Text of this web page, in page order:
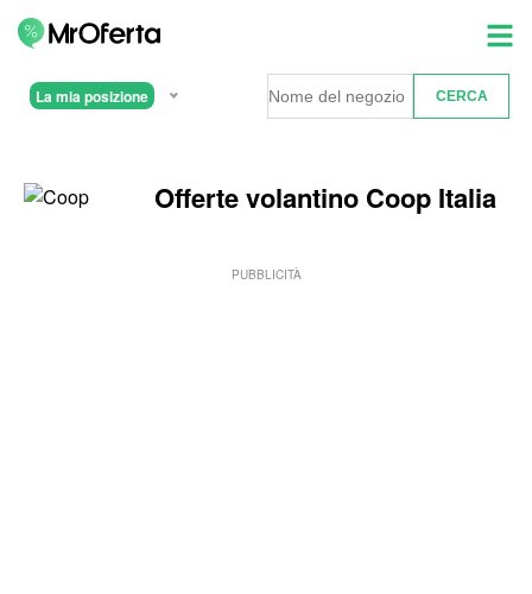
La mia posizione
Offerte volantino Coop Italia
PUBBLICITÀ